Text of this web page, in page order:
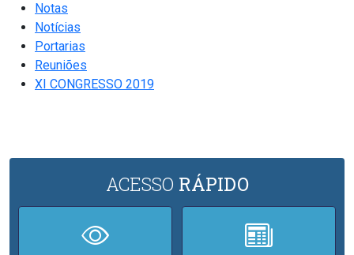
Notas
Notícias
Portarias
Reuniões
XI CONGRESSO 2019
ACESSO RÁPIDO